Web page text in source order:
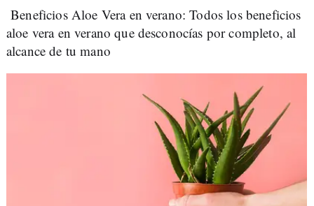
Beneficios Aloe Vera en verano: Todos los beneficios
aloe vera en verano que desconocías por completo, al
alcance de tu mano